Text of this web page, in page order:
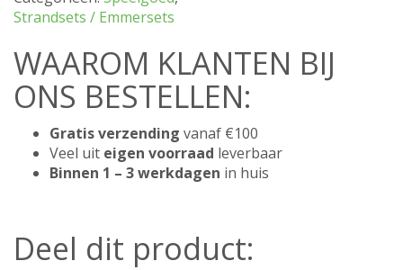
Strandsets / Emmersets
WAAROM KLANTEN BIJ
ONS BESTELLEN:
Gratis verzending vanaf €100
Veel uit eigen voorraad leverbaar
Binnen 1 – 3 werkdagen in huis
Deel dit product: